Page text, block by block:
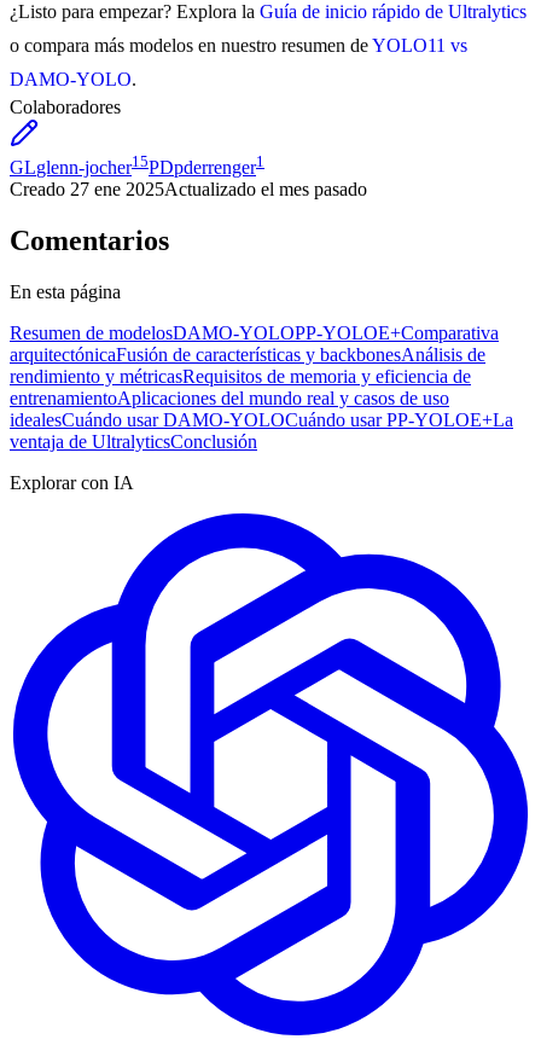
¿Listo para empezar? Explora la Guía de inicio rápido de Ultralytics
o compara más modelos en nuestro resumen deYOLO11 vs
DAMO-YOLO.
Colaboradores
GLglenn-jocher15PDpderrenger1
Creado 27 ene 2025Actualizado el mes pasado
Comentarios
En esta página
Resumen de modelosDAMO-YOLOPP-YOLOE+Comparativa
arquitectónicaFusión de características y backbonesAnálisis de
rendimiento y métricasRequisitos de memoria y eficiencia de
entrenamientoAplicaciones del mundo real y casos de uso
idealesCuándo usar DAMO-YOLOCuándo usar PP-YOLOE+La
ventaja de UltralyticsConclusión
Explorar con IA